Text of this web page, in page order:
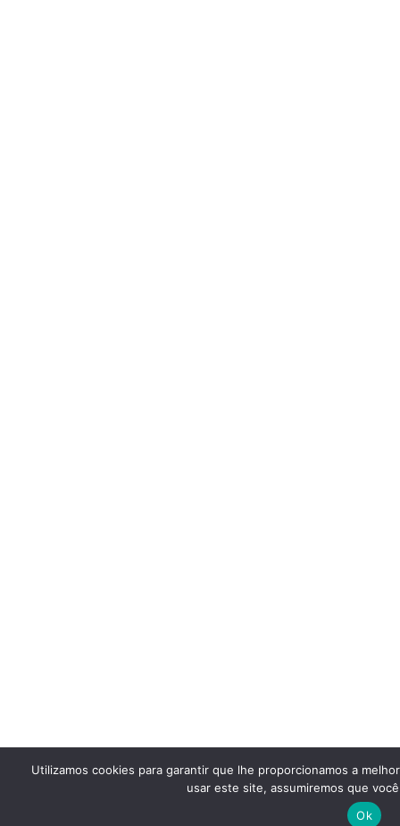
Utilizamos cookies para garantir que lhe proporcionamos a
usar este site, assumiremos que
Ok